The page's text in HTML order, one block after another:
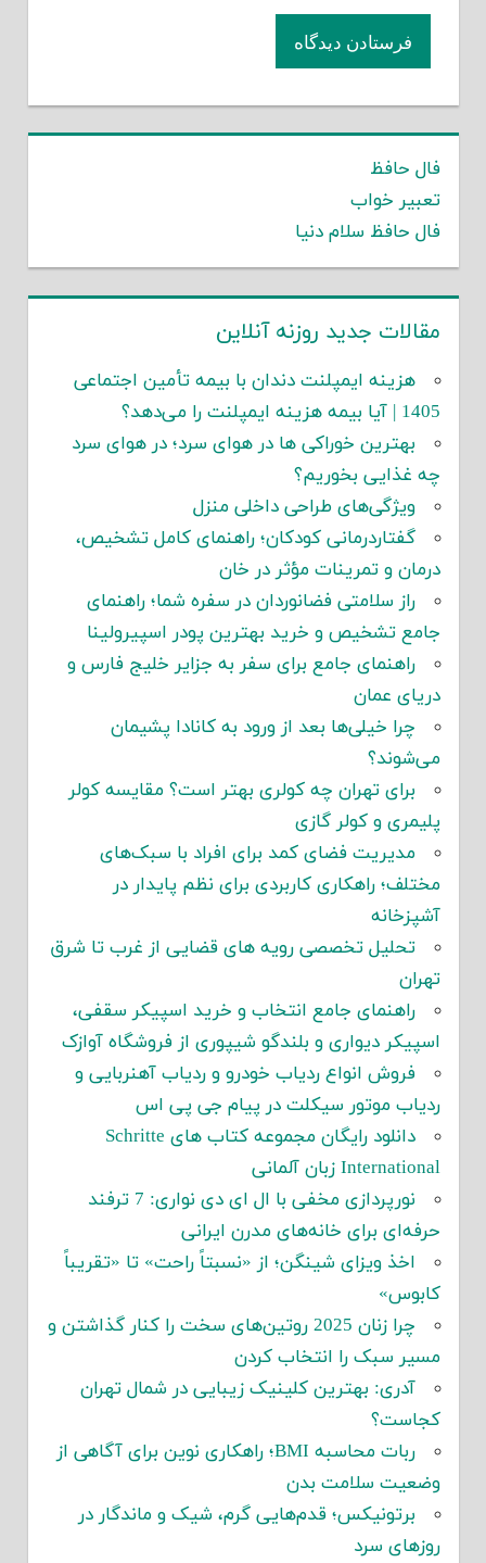
فال حافظ
تعبیر خواب
فال حافظ سلام دنیا
مقالات جدید روزنه آنلاین
هزینه ایمپلنت دندان با بیمه تأمین اجتماعی
1405 | آیا بیمه هزینه ایمپلنت را می‌دهد؟
بهترین خوراکی ها در هوای سرد؛ در هوای سرد
چه غذایی بخوریم؟
ویژگی‌های طراحی داخلی منزل
گفتاردرمانی کودکان؛ راهنمای کامل تشخیص،
درمان و تمرینات مؤثر در خان
راز سلامتی فضانوردان در سفره شما؛ راهنمای
جامع تشخیص و خرید بهترین پودر اسپیرولینا
راهنمای جامع برای سفر به جزایر خلیج فارس و
دریای عمان
چرا خیلی‌ها بعد از ورود به کانادا پشیمان
می‌شوند؟
برای تهران چه کولری بهتر است؟ مقایسه کولر
پلیمری و کولر گازی
مدیریت فضای کمد برای افراد با سبک‌های
مختلف؛ راهکاری کاربردی برای نظم پایدار در
آشپزخانه
تحلیل تخصصی رویه های قضایی از غرب تا شرق
تهران
راهنمای جامع انتخاب و خرید اسپیکر سقفی،
اسپیکر دیواری و بلندگو شیپوری از فروشگاه آوازک
فروش انواع ردیاب خودرو و ردیاب آهنربایی و
ردیاب موتور سیکلت در پیام جی پی اس
دانلود رایگان مجموعه کتاب های Schritte
International زبان آلمانی
نورپردازی مخفی با ال ای دی نواری: 7 ترفند
حرفه‌ای برای خانه‌های مدرن ایرانی
اخذ ویزای شینگن؛ از «نسبتاً راحت» تا «تقریباً
کابوس»
چرا زنان 2025 روتین‌های سخت را کنار گذاشتن و
مسیر سبک را انتخاب کردن
آدری: بهترین کلینیک زیبایی در شمال تهران
کجاست؟
ربات محاسبه BMI؛ راهکاری نوین برای آگاهی از
وضعیت سلامت بدن
برتونیکس؛ قدم‌هایی گرم، شیک و ماندگار در
روزهای سرد